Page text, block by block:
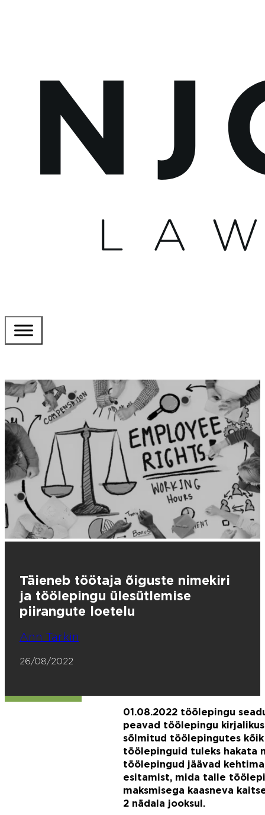
Täieneb töötaja õiguste nimekiri
ja töölepingu ülesütlemise
piirangute loetelu
Ann Tarkin
26/08/2022
01.08.2022 töölepingu
peavad töölepingu
sõlmitud töölepingutes kõik
töölepinguid tuleks hakata
töölepingud jäävad
esitamist, mida talle
maksmisega kaasneva
2 nädala jooksul.